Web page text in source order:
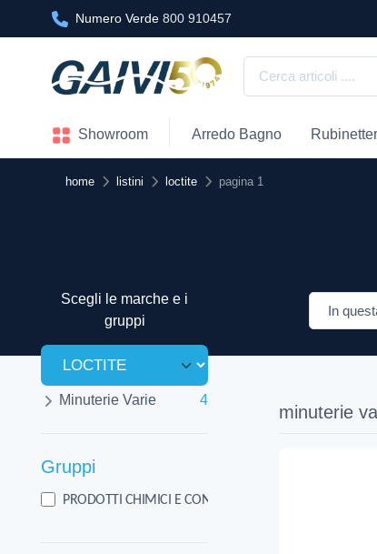
Numero Verde 800 910457
Showroom Arredo Bagno
home listini loctite pagina 1
Scegli le marche e i
gruppi
Minuterie Varie 4
Gruppi
PRODOTTI CHIMICI E CONSUMO
minuterie